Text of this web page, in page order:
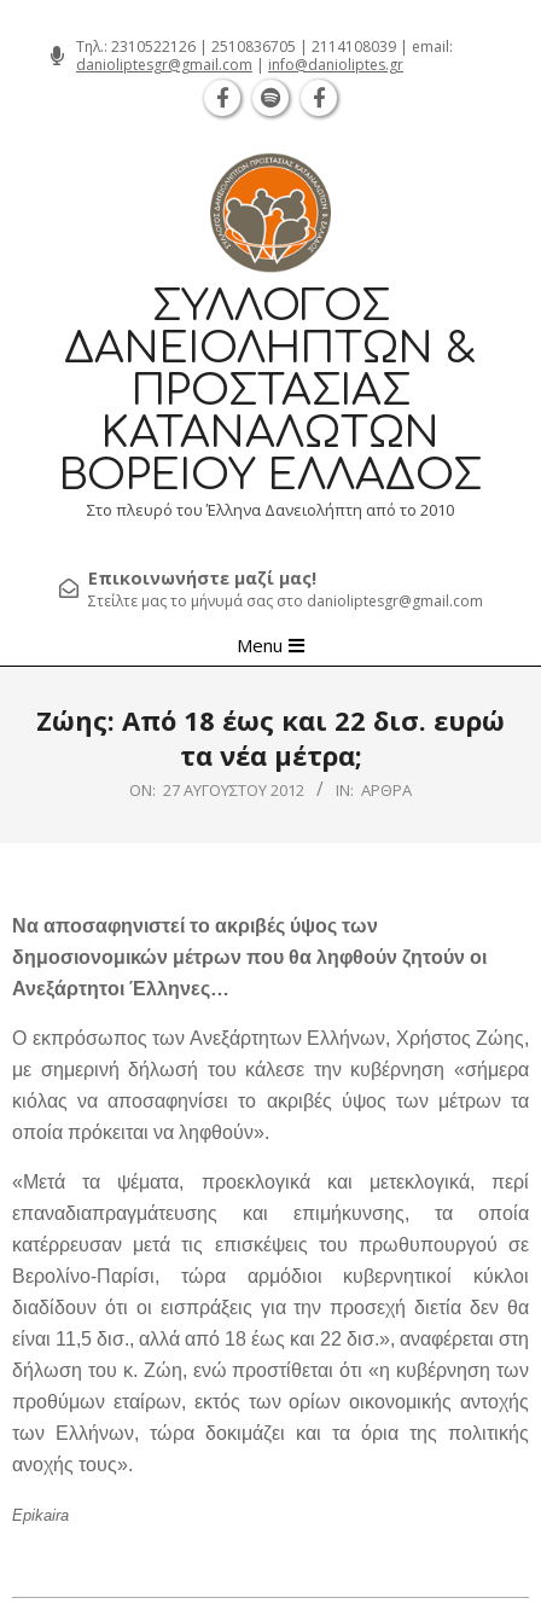
Τηλ.: 2310522126 | 2510836705 | 2114108039 | email:
danioliptesgr@gmail.com | info@danioliptes.gr
ΣΎΛΛΟΓΟΣ
ΔΑΝΕΙΟΛΗΠΤΏΝ &
ΠΡΟΣΤΑΣΊΑΣ
ΚΑΤΑΝΑΛΩΤΏΝ
ΒΟΡΕΊΟΥ ΕΛΛΆΔΟΣ
Στο πλευρό του Έλληνα Δανειολήπτη από το 2010
Επικοινωνήστε μαζί μας!
Στείλτε μας το μήνυμά σας στο danioliptesgr@gmail.com
Navigation
Menu
Ζώης: Από 18 έως και 22 δισ. ευρώ
τα νέα μέτρα;
ON: 27 ΑΥΓΟΎΣΤΟΥ 2012 IN: ΆΡΘΡΑ
Να αποσαφηνιστεί το ακριβές ύψος των
δημοσιονομικών μέτρων που θα ληφθούν ζητούν οι
Ανεξάρτητοι Έλληνες…
Ο εκπρόσωπος των Ανεξάρτητων Ελλήνων, Χρήστος Ζώης,
με σημερινή δήλωσή του κάλεσε την κυβέρνηση «σήμερα
κιόλας να αποσαφηνίσει το ακριβές ύψος των μέτρων τα
οποία πρόκειται να ληφθούν».
«Μετά τα ψέματα, προεκλογικά και μετεκλογικά, περί
επαναδιαπραγμάτευσης και επιμήκυνσης, τα οποία
κατέρρευσαν μετά τις επισκέψεις του πρωθυπουργού σε
Βερολίνο-Παρίσι, τώρα αρμόδιοι κυβερνητικοί κύκλοι
διαδίδουν ότι οι εισπράξεις για την προσεχή διετία δεν θα
είναι 11,5 δισ., αλλά από 18 έως και 22 δισ.», αναφέρεται στη
δήλωση του κ. Ζώη, ενώ προστίθεται ότι «η κυβέρνηση των
προθύμων εταίρων, εκτός των ορίων οικονομικής αντοχής
των Ελλήνων, τώρα δοκιμάζει και τα όρια της πολιτικής
ανοχής τους».
Epikaira